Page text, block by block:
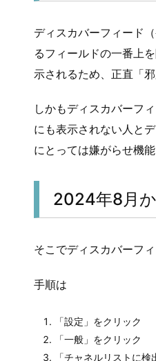
ディスカバーフィード
るフィールドの一番上
示されるため、正直「
しかもディスカバーフ
にも表示されない人と
にとっては嫌がらせ機
2024年8月
そこでディスカバーフ
手順は
「設定」をクリック
「一般」をクリック
「チャネルリストに